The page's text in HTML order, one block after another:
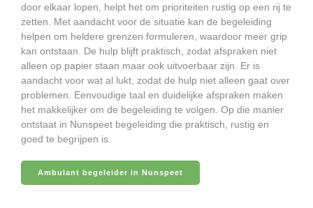
door elkaar lopen, helpt het om prioriteiten rustig op een rij te
zetten. Met aandacht voor de situatie kan de begeleiding
helpen om heldere grenzen formuleren, waardoor meer grip
kan ontstaan. De hulp blijft praktisch, zodat afspraken niet
alleen op papier staan maar ook uitvoerbaar zijn. Er is
aandacht voor wat al lukt, zodat de hulp niet alleen gaat over
problemen. Eenvoudige taal en duidelijke afspraken maken
het makkelijker om de begeleiding te volgen. Op die manier
ontstaat in Nunspeet begeleiding die praktisch, rustig en
goed te begrijpen is.
Ambulant begeleider in Nunspeet